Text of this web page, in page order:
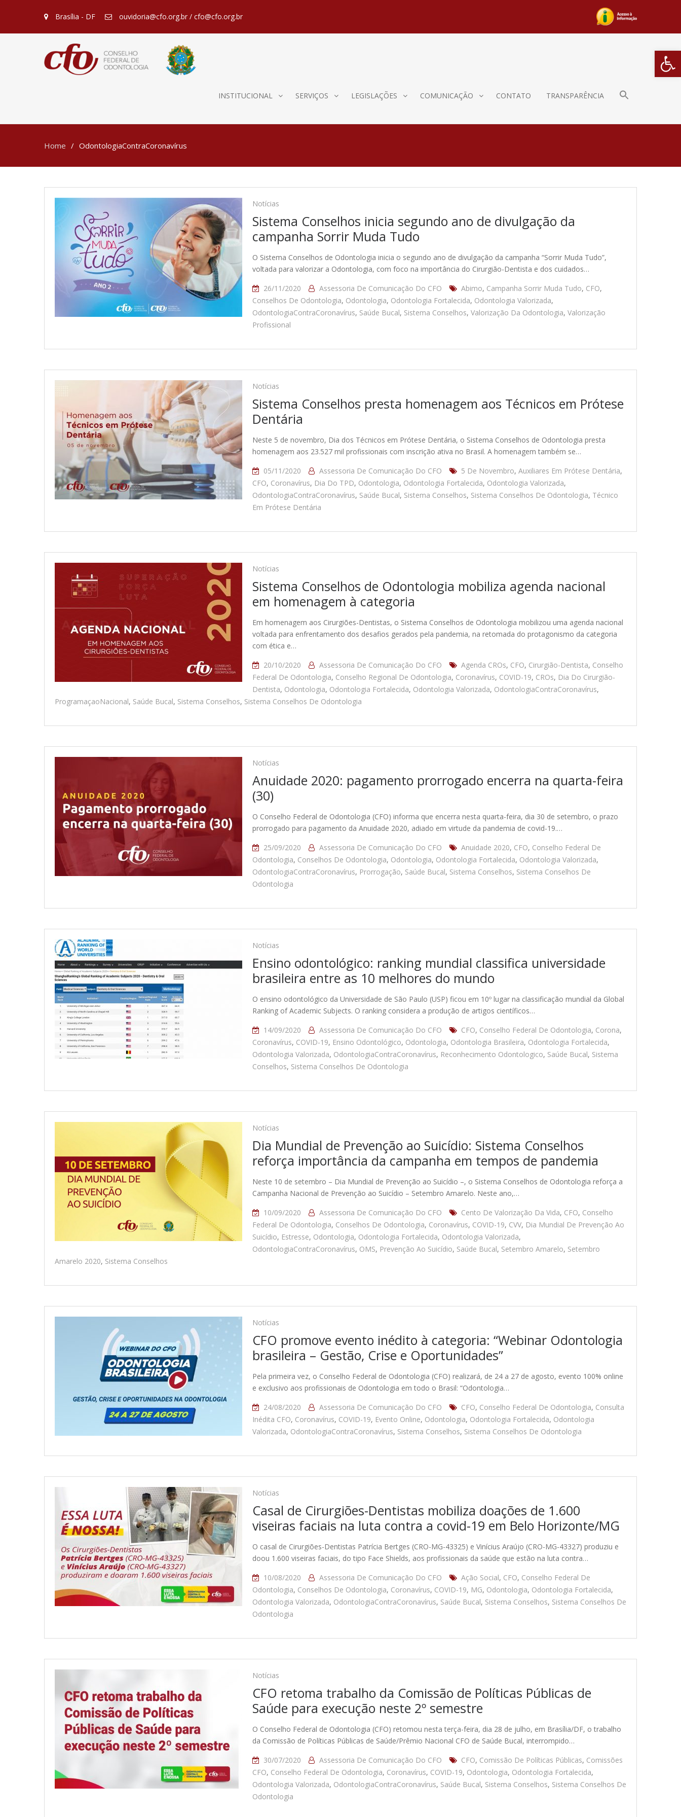
Barra de
Brasília - DF ouvidoria@cfo.org.br / cfo@cfo.org.br
INSTITUCIONAL SERVIÇOS LEGISLAÇÕES COMUNICAÇÃO CONTATO TRANSPARÊNCIA
Home OdontologiaContraCoronavírus
Notícias
Sistema Conselhos inicia segundo ano de divulgação da
campanha Sorrir Muda Tudo
O Sistema Conselhos de Odontologia inicia o segundo ano de divulgação da campanha “Sorrir Muda Tudo”,
voltada para valorizar a Odontologia, com foco na importância do Cirurgião-Dentista e dos cuidados…
26/11/2020
Assessoria De Comunicação Do CFO Abimo, Campanha Sorrir Muda Tudo, CFO,
Conselhos De Odontologia, Odontologia, Odontologia Fortalecida, Odontologia Valorizada,
OdontologiaContraCoronavírus, Saúde Bucal, Sistema Conselhos, Valorização Da Odontologia, Valorização
Profissional
Notícias
Sistema Conselhos presta homenagem aos Técnicos em Prótese
Dentária
Neste 5 de novembro, Dia dos Técnicos em Prótese Dentária, o Sistema Conselhos de Odontologia presta
homenagem aos 23.527 mil profissionais com inscrição ativa no Brasil. A homenagem também se…
05/11/2020
Assessoria De Comunicação Do CFO 5 De Novembro, Auxiliares Em Prótese Dentária,
CFO, Coronavírus, Dia Do TPD, Odontologia, Odontologia Fortalecida, Odontologia Valorizada,
OdontologiaContraCoronavírus, Saúde Bucal, Sistema Conselhos, Sistema Conselhos De Odontologia, Técnico
Em Prótese Dentária
Notícias
Sistema Conselhos de Odontologia mobiliza agenda nacional
em homenagem à categoria
Em homenagem aos Cirurgiões-Dentistas, o Sistema Conselhos de Odontologia mobilizou uma agenda nacional
voltada para enfrentamento dos desafios gerados pela pandemia, na retomada do protagonismo da categoria
com ética e…
20/10/2020
Assessoria De Comunicação Do CFO Agenda CROs, CFO, Cirurgião-Dentista, Conselho
Federal De Odontologia, Conselho Regional De Odontologia, Coronavírus, COVID-19, CROs, Dia Do Cirurgião-
Dentista, Odontologia, Odontologia Fortalecida, Odontologia Valorizada, OdontologiaContraCoronavírus,
ProgramaçaoNacional, Saúde Bucal, Sistema Conselhos, Sistema Conselhos De Odontologia
Notícias
Anuidade 2020: pagamento prorrogado encerra na quarta-feira
(30)
O Conselho Federal de Odontologia (CFO) informa que encerra nesta quarta-feira, dia 30 de setembro, o prazo
prorrogado para pagamento da Anuidade 2020, adiado em virtude da pandemia de covid-19.…
25/09/2020
Assessoria De Comunicação Do CFO Anuidade 2020, CFO, Conselho Federal De
Odontologia, Conselhos De Odontologia, Odontologia, Odontologia Fortalecida, Odontologia Valorizada,
OdontologiaContraCoronavírus, Prorrogação, Saúde Bucal, Sistema Conselhos, Sistema Conselhos De
Odontologia
Notícias
Ensino odontológico: ranking mundial classifica universidade
brasileira entre as 10 melhores do mundo
O ensino odontológico da Universidade de São Paulo (USP) ficou em 10º lugar na classificação mundial da Global
Ranking of Academic Subjects. O ranking considera a produção de artigos científicos…
14/09/2020
Assessoria De Comunicação Do CFO CFO, Conselho Federal De Odontologia, Corona,
Coronavírus, COVID-19, Ensino Odontológico, Odontologia, Odontologia Brasileira, Odontologia Fortalecida,
Odontologia Valorizada, OdontologiaContraCoronavírus, Reconhecimento Odontologico, Saúde Bucal, Sistema
Conselhos, Sistema Conselhos De Odontologia
Notícias
Dia Mundial de Prevenção ao Suicídio: Sistema Conselhos
reforça importância da campanha em tempos de pandemia
Neste 10 de setembro – Dia Mundial de Prevenção ao Suicídio –, o Sistema Conselhos de Odontologia reforça a
Campanha Nacional de Prevenção ao Suicídio – Setembro Amarelo. Neste ano,…
10/09/2020
Assessoria De Comunicação Do CFO Cento De Valorização Da Vida, CFO, Conselho
Federal De Odontologia, Conselhos De Odontologia, Coronavírus, COVID-19, CVV, Dia Mundial De Prevenção Ao
Suicídio, Estresse, Odontologia, Odontologia Fortalecida, Odontologia Valorizada,
OdontologiaContraCoronavírus, OMS, Prevenção Ao Suicídio, Saúde Bucal, Setembro Amarelo, Setembro
Amarelo 2020, Sistema Conselhos
Notícias
CFO promove evento inédito à categoria: “Webinar Odontologia
brasileira – Gestão, Crise e Oportunidades”
Pela primeira vez, o Conselho Federal de Odontologia (CFO) realizará, de 24 a 27 de agosto, evento 100% online
e exclusivo aos profissionais de Odontologia em todo o Brasil: “Odontologia…
24/08/2020
Assessoria De Comunicação Do CFO CFO, Conselho Federal De Odontologia, Consulta
Inédita CFO, Coronavírus, COVID-19, Evento Online, Odontologia, Odontologia Fortalecida, Odontologia
Valorizada, OdontologiaContraCoronavírus, Sistema Conselhos, Sistema Conselhos De Odontologia
Notícias
Casal de Cirurgiões-Dentistas mobiliza doações de 1.600
viseiras faciais na luta contra a covid-19 em Belo Horizonte/MG
O casal de Cirurgiões-Dentistas Patrícia Bertges (CRO-MG-43325) e Vinícius Araújo (CRO-MG-43327) produziu e
doou 1.600 viseiras faciais, do tipo Face Shields, aos profissionais da saúde que estão na luta contra…
10/08/2020
Assessoria De Comunicação Do CFO Ação Social, CFO, Conselho Federal De
Odontologia, Conselhos De Odontologia, Coronavírus, COVID-19, MG, Odontologia, Odontologia Fortalecida,
Odontologia Valorizada, OdontologiaContraCoronavírus, Saúde Bucal, Sistema Conselhos, Sistema Conselhos De
Odontologia
Notícias
CFO retoma trabalho da Comissão de Políticas Públicas de
Saúde para execução neste 2º semestre
O Conselho Federal de Odontologia (CFO) retomou nesta terça-feira, dia 28 de julho, em Brasília/DF, o trabalho
da Comissão de Políticas Públicas de Saúde/Prêmio Nacional CFO de Saúde Bucal, interrompido…
30/07/2020
Assessoria De Comunicação Do CFO CFO, Comissão De Políticas Públicas, Comissões
CFO, Conselho Federal De Odontologia, Coronavírus, COVID-19, Odontologia, Odontologia Fortalecida,
Odontologia Valorizada, OdontologiaContraCoronavírus, Saúde Bucal, Sistema Conselhos, Sistema Conselhos De
Odontologia